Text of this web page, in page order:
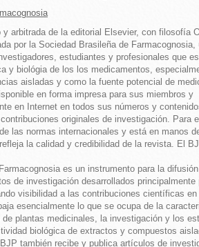
arbitrada de la editorial Elsevier, con filosofía
por la Sociedad Brasileña de Farmacognosia,
estudiantes y profesionales que
y biológia de los los medicamentos,
aisladas y como la fuente potencial de
en forma impresa para sus miembros y
en Internet en todos sus números y
originales de investigación. Para
las normas internacionales y está en manos
la calidad y credibilidad de la revista. El
es un instrumento para la
de investigación desarrollados principalmente
visibilidad a las contribuciones científicas en
esencialmente lo que se ocupa de la
de plantas medicinales, la investigación y los
biológica de extractos y compuestos
también recibe y publica artículos de